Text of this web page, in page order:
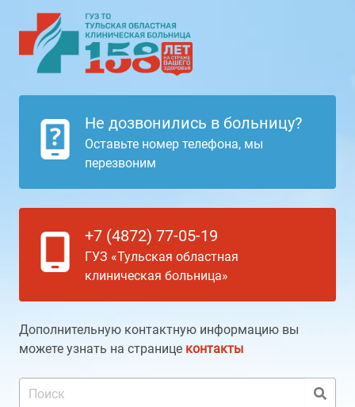
Не дозвонились в больницу?
Оставьте номер телефона, мы
перезвоним
+7 (4872) 77-05-19
ГУЗ «Тульская областная
клиническая больница»
Дополнительную контактную информацию вы
можете узнать на странице контакты